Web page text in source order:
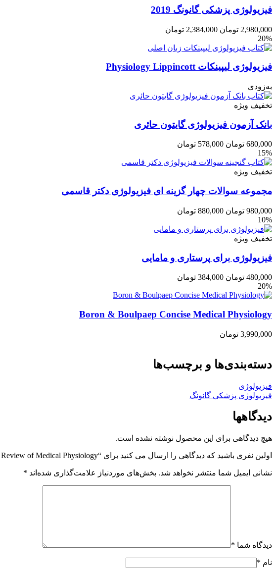
فیزیولوژی پزشکی گانونگ 2019
2,980,000 تومان 2,384,000 تومان
20%
فیزیولوژی لیپینکات Physiology Lippincott
به‌زودی
تخفیف ویژه
بانک آزمون فیزیولوژی گایتون حائری
680,000 تومان 578,000 تومان
15%
تخفیف ویژه
مجموعه سوالات چهار گزینه ای فیزیولوژی دکتر قاسمی
980,000 تومان 880,000 تومان
10%
تخفیف ویژه
فیزیولوژی برای پرستاری و مامایی
480,000 تومان 384,000 تومان
20%
Boron & Boulpaep Concise Medical Physiology
3,990,000 تومان
دسته‌بندی‌ها و برچسب‌ها
فیزیولوژی
فیزیولوژی پزشکی گانونگ
دیدگاهها
هیچ دیدگاهی برای این محصول نوشته نشده است.
اولین نفری باشید که دیدگاهی را ارسال می کنید برای “Ganong’s Review of Medical Physiology”
نشانی ایمیل شما منتشر نخواهد شد. بخش‌های موردنیاز علامت‌گذاری شده‌اند *
دیدگاه شما *
نام *